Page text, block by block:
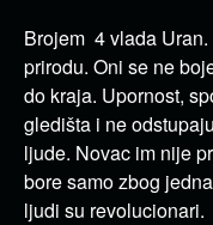
Brojem 4 vlada
prirodu. Oni se ne
do kraja. Upornost,
gledišta i ne
ljude. Novac im nije
bore samo zbog
ljudi su revolucionari.